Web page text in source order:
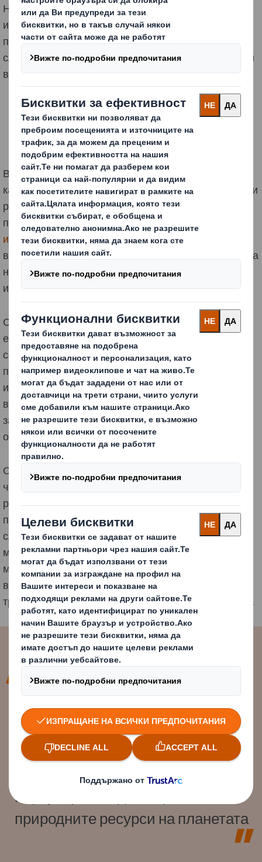
Ние мислим нестандартно и изпробваме нови и
иновативни материали за нашия процес на
производство на хартия и опаковки с помощта на
слама, маргаритки, коноп, черупки от какао и морски
водорасли.
В момента изпитваме редица алтернативни влакна
като част от нашия план за научноизследователска и
развойна дейност и иновации на стойност 100 млн.
паунда, за да ускорим прилагането му в
икономика. Програмата ще разгледа потенциала на
влакната и възможностите за замяна на пластмасата
на редица материали, за да разнообрази гамата от
източници, които използва за опаковане.
Също така проучваме свойствата на влакната на
едногодишни растения като маргаритки и
селскостопански отпадък с оглед потенциалното
производство на хартия. Предприети са първите в
индустрията изпитвания, изследващи как морските
водорасли могат да се използват като суровина за
замяна на проблемни пластмаси от картонени
опаковки, хартиен амбалаж и картонени тави.
Сега нашият екип за иновации експериментира с
черупки от какао за картон за опаковки на шоколад и
разглежда други материали с добър екологичен
профил. Например, селскостопански отпадък като
слама и едногодишни растения като коноп или
мискантус (вид висока трева), които в някои случаи
могат да изискват значително¹ по-малко енергия и
вода за производство в сравнение с някои
традиционни материали за производство на хартия.
Тъй като натоварването върху
планетата е по-очевидно от
всякога, нашето изследване има
потенциала да намали натиска
върху горите и да защити
природните ресурси на планетата